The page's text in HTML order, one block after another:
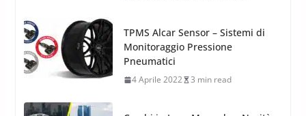
Cerchi in Lega Mercedes: Novità
MAK 2019 – 2020
16 Settembre 2019